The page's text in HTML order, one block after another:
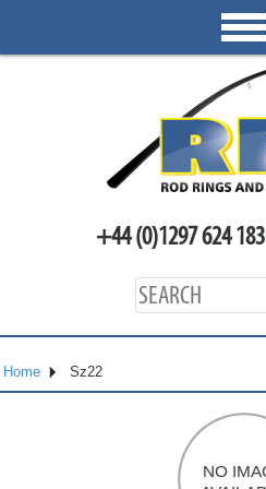
+44 (0)1297 624 183
Home Sz22